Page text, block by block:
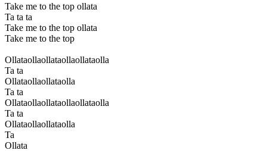
Take me to the top ollata
Ta ta ta
Take me to the top ollata
Take me to the top
Ollataollaollataollaollataolla
Ta ta
Ollataollaollataolla
Ta ta
Ollataollaollataollaollataolla
Ta ta
Ollataollaollataolla
Ta
Ollata